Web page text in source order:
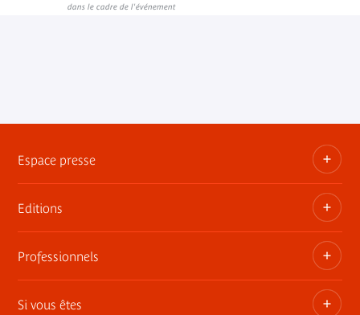
dans le cadre de l'événement
Espace presse
Dossiers, communiqués, bandes annonces
Contact presse
Editions
Les publications du musée
Professionnels
Privatisez les espaces
Si vous êtes